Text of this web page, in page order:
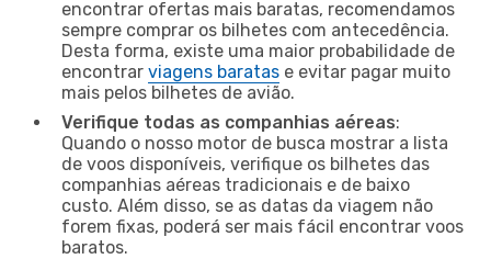
encontrar ofertas mais baratas, recomendamos
sempre comprar os bilhetes com antecedência.
Desta forma, existe uma maior probabilidade de
encontrar viagens baratas e evitar pagar muito
mais pelos bilhetes de avião.
Verifique todas as companhias aéreas:
Quando o nosso motor de busca mostrar a lista
de voos disponíveis, verifique os bilhetes das
companhias aéreas tradicionais e de baixo
custo. Além disso, se as datas da viagem não
forem fixas, poderá ser mais fácil encontrar voos
baratos.